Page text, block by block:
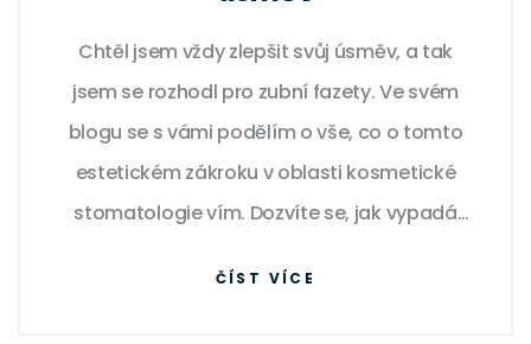
Chtěl jsem vždy zlepšit svůj úsměv, a tak
jsem se rozhodl pro zubní fazety. Ve svém
blogu se s vámi podělím o vše, co o tomto
estetickém zákroku v oblasti kosmetické
stomatologie vím. Dozvíte se, jak vypadá
jaké výsledky můžete očekávat. Přidejte se
ČÍST VÍCE